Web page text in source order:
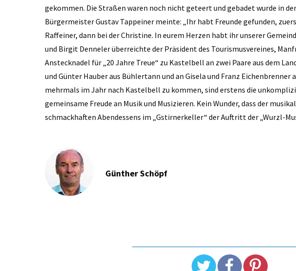
gekommen. Die Straßen waren noch nicht geteert und gebadet wurde in
Bürgermeister Gustav Tappeiner meinte: „Ihr habt Freunde gefunden,
Raffeiner, dann bei der Christine. In eurem Herzen habt ihr unserer
und Birgit Denneler überreichte der Präsident des Tourismusvereines,
Anstecknadel für „20 Jahre Treue“ zu Kastelbell an zwei Paare aus dem
und Günter Hauber aus Bühlertann und an Gisela und Franz Eichenbrenner
mehrmals im Jahr nach Kastelbell zu kommen, sind erstens die
gemeinsame Freude an Musik und Musizieren. Kein Wunder, dass der
schmackhaften Abendessens im „Gstirnerkeller“ der Auftritt der „Wurzl-
Günther Schöpf